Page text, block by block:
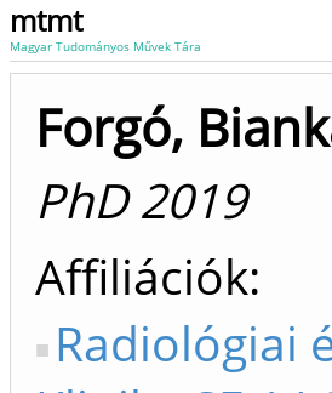
mtmt
Magyar Tudományos Művek Tára
Forgó,
PhD 2019
Affiliációk
Radiológiai